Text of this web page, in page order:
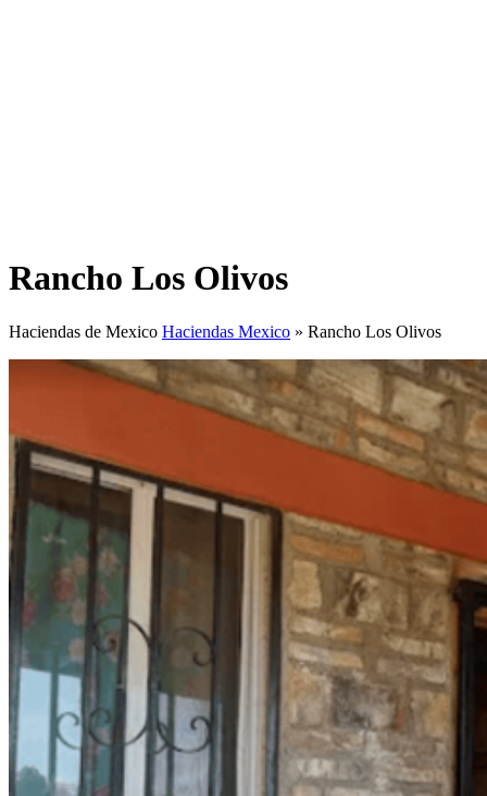
Rancho Los Olivos
Haciendas de Mexico Haciendas Mexico » Rancho Los Olivos